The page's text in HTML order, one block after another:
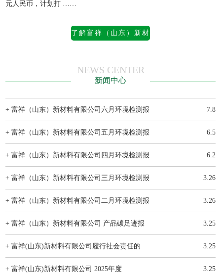
元人民币，计划打 ……
了解富祥（山东）新材
NEWS CENTER
新闻中心
+ 富祥（山东）新材料有限公司六月环境检测报 7.8
+ 富祥（山东）新材料有限公司五月环境检测报 6.5
+ 富祥（山东）新材料有限公司四月环境检测报 6.2
+ 富祥（山东）新材料有限公司三月环境检测报 3.26
+ 富祥（山东）新材料有限公司二月环境检测报 3.26
+ 富祥（山东）新材料有限公司 产品碳足迹报 3.25
+ 富祥(山东)新材料有限公司履行社会责任的 3.25
+ 富祥(山东)新材料有限公司 2025年度 3.25